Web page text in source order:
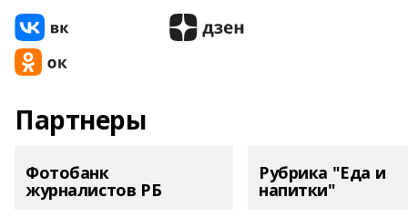
Партнеры
Фотобанк
журналистов РБ
Рубрика "Еда и
напитки"